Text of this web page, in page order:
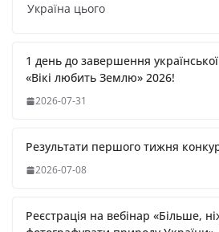
Україна цього
1 день до завершення
«Вікі любить Землю» 2026!
2026-07-31
Результати першого тижня
2026-07-08
Реєстрація на вебінар «Більше,